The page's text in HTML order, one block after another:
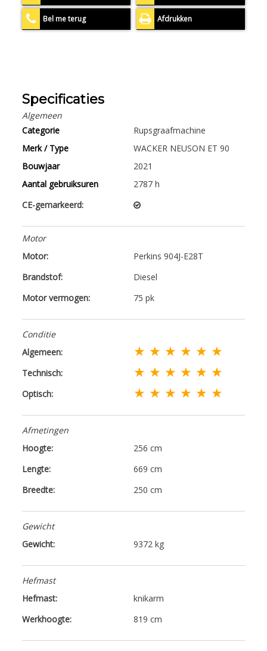
Bel me terug Afdrukken
Specificaties
Algemeen
Categorie
Rupsgraafmachine
Merk / Type
WACKER NEUSON ET 90
Bouwjaar
2021
Aantal gebruiksuren
2787 h
CE-gemarkeerd:
Motor
Motor:
Perkins 904J-E28T
Brandstof:
Diesel
Motor vermogen:
75 pk
Conditie
Algemeen:
★ ★ ★ ★ ★ ★
Technisch: ★ ★ ★ ★ ★ ★
Optisch: ★ ★ ★ ★ ★ ★
Afmetingen
Hoogte:
256 cm
Lengte:
669 cm
Breedte:
250 cm
Gewicht
Gewicht:
9372 kg
Hefmast
Hefmast:
knikarm
Werkhoogte:
819 cm